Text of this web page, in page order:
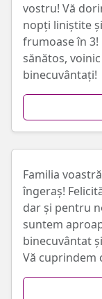
vostru! Vă
nopți liniștite
frumoase în 3!
sănătos,
binecuvântați!
Familia
îngeraș!
dar și pentru
suntem
binecuvântat
Vă cuprindem